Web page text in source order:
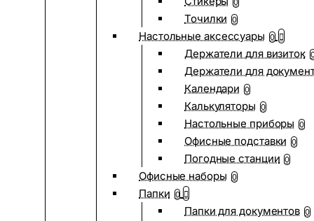
0
Точилки 0
Настольные аксессуары 0
Держатели для визиток
Держатели для
Календари 0
Калькуляторы 0
Настольные приборы 0
Офисные подставки 0
Погодные станции 0
Офисные наборы 0
Папки 0
Папки для документов 0